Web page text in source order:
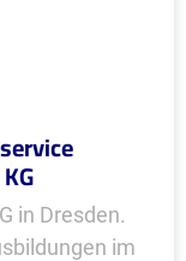
in Dresden.
im